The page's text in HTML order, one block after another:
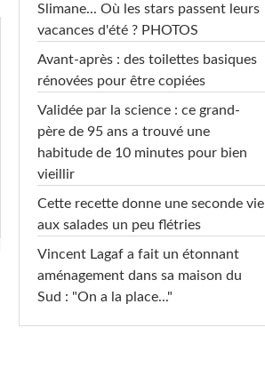
Slimane... Où les stars passent leurs
vacances d'été ? PHOTOS
Avant-après : des toilettes basiques
rénovées pour être copiées
Validée par la science : ce grand-
père de 95 ans a trouvé une
habitude de 10 minutes pour bien
vieillir
Cette recette donne une seconde vie
aux salades un peu flétries
Vincent Lagaf a fait un étonnant
aménagement dans sa maison du
Sud : "On a la place..."